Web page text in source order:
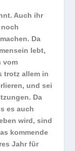
Auch ihr
Da
lebt,
vom
trotz allem in
und sei
Da
es auch
wird, sind
kommende
Jahr für